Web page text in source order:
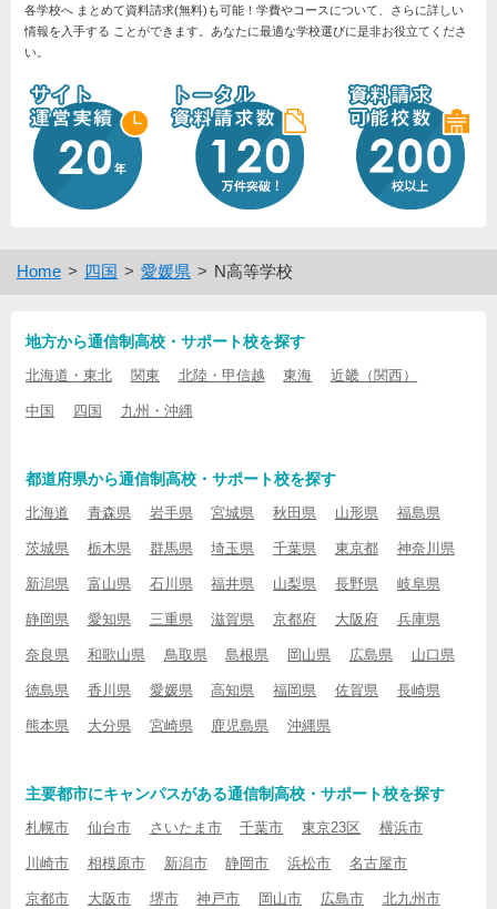
各学校へ まとめて資料請求(無料)も可能！学費やコースについて、さらに詳しい
情報を入手する ことができます。あなたに最適な学校選びに是非お役立てくださ
い。
Home 四国 愛媛県 N高等学校
地方から通信制高校・サポート校を探す
北海道・東北 関東 北陸・甲信越 東海 近畿（関西）
中国 四国 九州・沖縄
都道府県から通信制高校・サポート校を探す
北海道 青森県 岩手県 宮城県 秋田県 山形県 福島県
茨城県 栃木県 群馬県 埼玉県 千葉県 東京都 神奈川県
新潟県 富山県 石川県 福井県 山梨県 長野県 岐阜県
静岡県 愛知県 三重県 滋賀県 京都府 大阪府 兵庫県
奈良県 和歌山県 鳥取県 島根県 岡山県 広島県 山口県
徳島県 香川県 愛媛県 高知県 福岡県 佐賀県 長崎県
熊本県 大分県 宮崎県 鹿児島県 沖縄県
主要都市にキャンパスがある通信制高校・サポート校を探す
札幌市 仙台市 さいたま市 千葉市 東京23区 横浜市
川崎市 相模原市 新潟市 静岡市 浜松市 名古屋市
京都市 大阪市 堺市 神戸市 岡山市 広島市 北九州市